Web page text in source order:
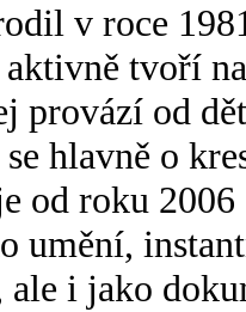
v roce
aktivně tvoří
provází od
hlavně o
od roku
umění,
i jako